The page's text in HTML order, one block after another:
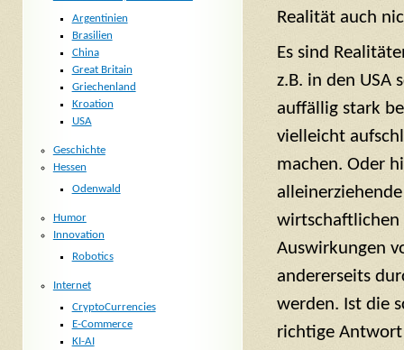
Realität auch
Es sind
z.B. in den USA
auffällig stark
vielleicht
machen. Oder
wirtschaftlichen
Auswirkungen
andererseits
werden. Ist die
richtige Antwort
Argentinien
Brasilien
China
Great Britain
Griechenland
Kroation
USA
Geschichte
Hessen
Odenwald
Humor
Innovation
Robotics
Internet
CryptoCurrencies
E-Commerce
KI-AI